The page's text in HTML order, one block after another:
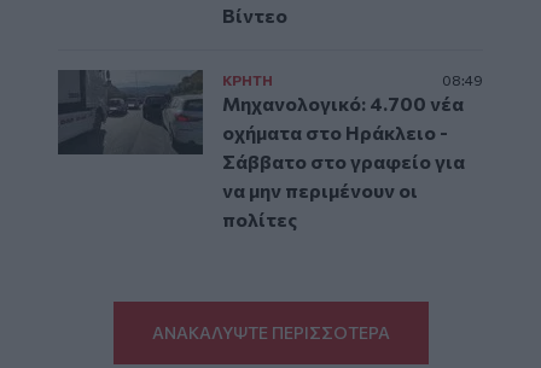
Βίντεο
ΚΡΗΤΗ 08:49
Μηχανολογικό: 4.700 νέα
οχήματα στο Ηράκλειο -
Σάββατο στο γραφείο για
να μην περιμένουν οι
πολίτες
ΑΝΑΚΑΛΥΨΤΕ ΠΕΡΙΣΣΟΤΕΡΑ